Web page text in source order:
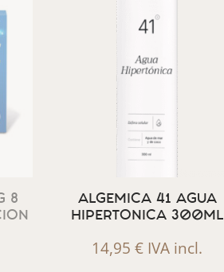
8
ALGEMICA 41 AGUA
HIPERTONICA 300ML
14,95€ IVA incl.